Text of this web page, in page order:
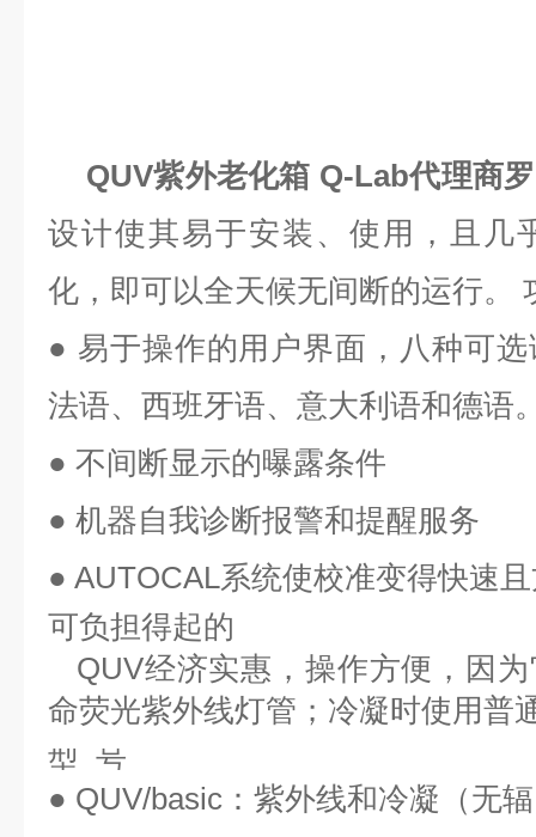
QUV紫外老化箱 Q-Lab代理商
设计使其易于安装、使用，且几
化，即可以全天候无间断的运行。
● 易于操作的用户界面，八种可
法语、西班牙语、意大利语和德语
● 不间断显示的曝露条件
● 机器自我诊断报警和提醒服务
● AUTOCAL系统使校准变得快速
可负担得起的
QUV经济实惠，操作方便，因
命荧光紫外线灯管；冷凝时使用普
型 号
● QUV/basic：紫外线和冷凝（无